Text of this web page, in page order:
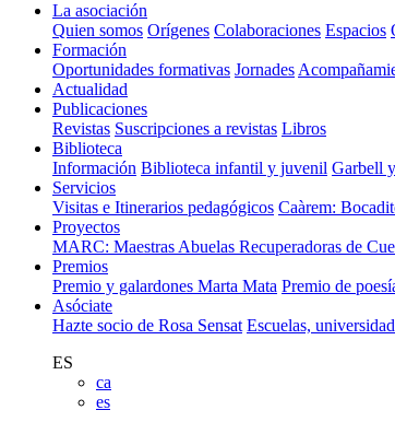
La asociación
Quien somos Orígenes Colaboraciones Espacios
Formación
Oportunidades formativas Jornades
Actualidad
Publicaciones
Revistas Suscripciones a revistas Libros
Biblioteca
Información Biblioteca infantil y juvenil Garbell
Servicios
Visitas e Itinerarios pedagógicos Caàrem:
Proyectos
MARC: Maestras Abuelas Recuperadoras de
Premios
Premio y galardones Marta Mata Premio de
Asóciate
Hazte socio de Rosa Sensat Escuelas,
ES
ca
es